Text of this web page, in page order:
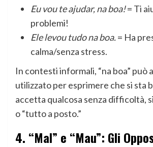
Eu vou te ajudar, na boa!= Ti
problemi!
Ele levou tudo na boa.= Ha
calma/senza stress.
In contesti informali, “na boa” può
utilizzato per esprimere che si sta
accetta qualcosa senza difficoltà,
o “tutto a posto.”
4. “Mal” e “Mau”: Gli